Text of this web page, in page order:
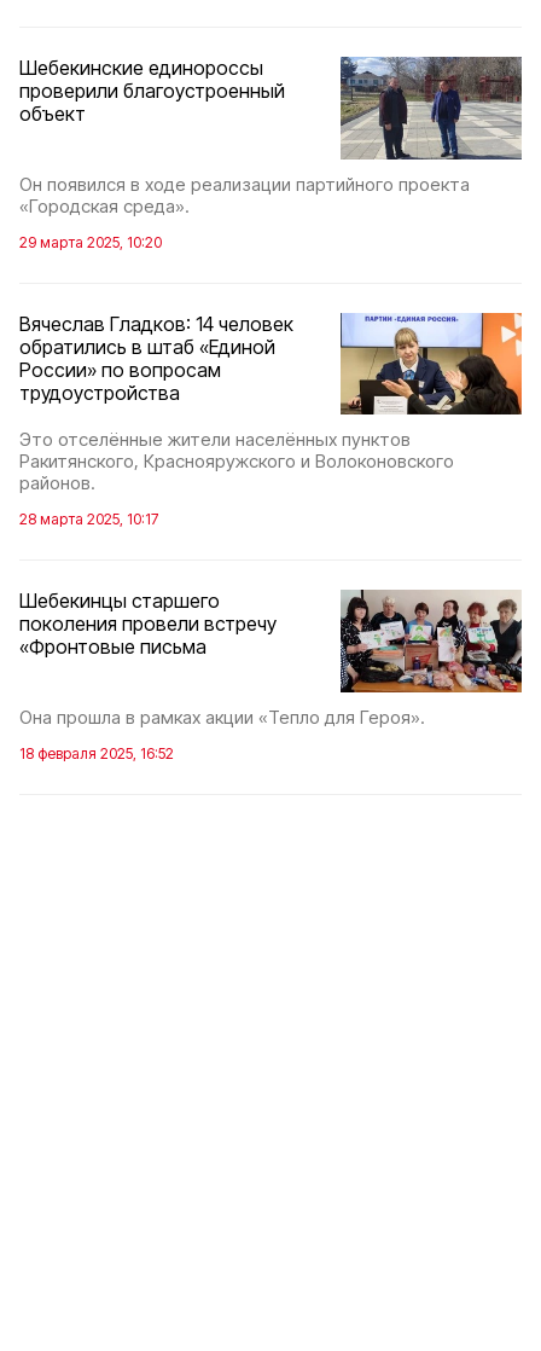
Шебекинские единороссы
проверили благоустроенный
объект
Он появился в ходе реализации партийного проекта
«Городская среда».
29 марта 2025, 10:20
Вячеслав Гладков: 14 человек
обратились в штаб «Единой
России» по вопросам
трудоустройства
Это отселённые жители населённых пунктов
Ракитянского, Краснояружского и Волоконовского
районов.
28 марта 2025, 10:17
Шебекинцы старшего
поколения провели встречу
«Фронтовые письма
Она прошла в рамках акции «Тепло для Героя».
18 февраля 2025, 16:52